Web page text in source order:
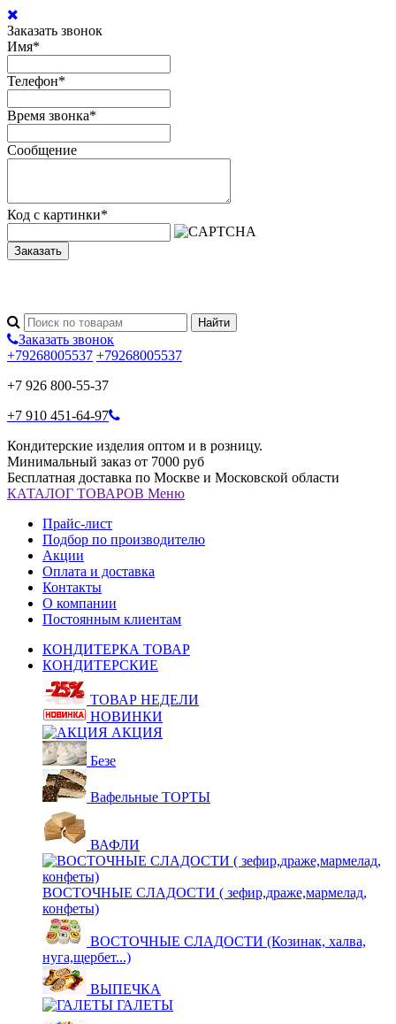
Заказать звонок
Имя*
Телефон*
Время звонка*
Сообщение
Код с картинки*
Заказать
Заказать звонок
+79268005537 +79268005537
+7 926 800-55-37
+7 910 451-64-97
Кондитерские изделия оптом и в розницу.
Минимальный заказ от 7000 руб
Бесплатная доставка по Москве и Московской области
КАТАЛОГ ТОВАРОВ Меню
Прайс-лист
Подбор по производителю
Акции
Оплата и доставка
Контакты
О компании
Постоянным клиентам
КОНДИТЕРКА ТОВАР
КОНДИТЕРСКИЕ
ТОВАР НЕДЕЛИ
НОВИНКИ
АКЦИЯ
Безе
Вафельные ТОРТЫ
ВАФЛИ
ВОСТОЧНЫЕ СЛАДОСТИ ( зефир,драже,мармелад,
конфеты)
ВОСТОЧНЫЕ СЛАДОСТИ (Козинак, халва,
нуга,щербет...)
ВЫПЕЧКА
ГАЛЕТЫ